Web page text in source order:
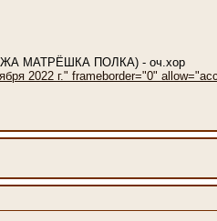
МАТРЁШКА ПОЛКА) - оч.хор
2022 г." frameborder="0"